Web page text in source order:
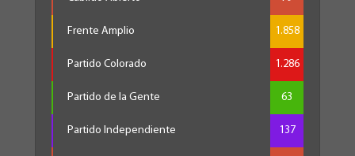
Frente Amplio 1.858
Partido Colorado 1.286
Partido de la Gente 63
Partido Independiente 137